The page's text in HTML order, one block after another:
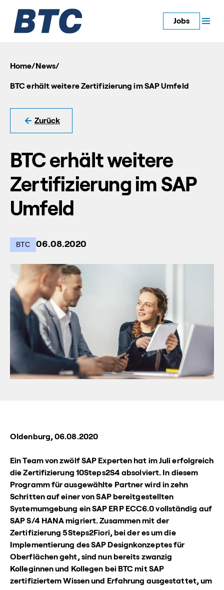
Jobs
Home/ News/
BTC erhält weitere Zertifizierung im SAP Umfeld
Zurück
BTC erhält weitere
Zertifizierung im SAP
Umfeld
BTC 06.08.2020
Oldenburg, 06.08.2020
Ein Team von zwölf SAP Experten hat im Juli erfolgreich
die Zertifizierung 10Steps2S4 absolviert. In diesem
Programm für ausgewählte Partner wird in zehn
Schritten auf einer von SAP bereitgestellten
Systemumgebung ein SAP ERP ECC6.0 vollständig auf
SAP S/4 HANA migriert. Zusammen mit der
Zertifizierung 5Steps2Fiori, bei der es um die
Implementierung des SAP Designkonzeptes für
Oberflächen geht, sind nun bereits zwanzig
Kolleginnen und Kollegen bei BTC mit SAP
zertifiziertem Wissen und Erfahrung ausgestattet, um